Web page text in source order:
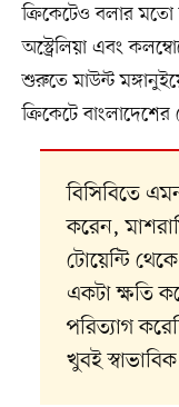
ক্রিকেটেও বলার
অস্ট্রেলিয়া এবং
শুরুতে মাউন্ট
ক্রিকেটে
বিসিবিতে
করেন,
টোয়েন্টি
একটা ক্ষতি
পরিত্যাগ
খুবই